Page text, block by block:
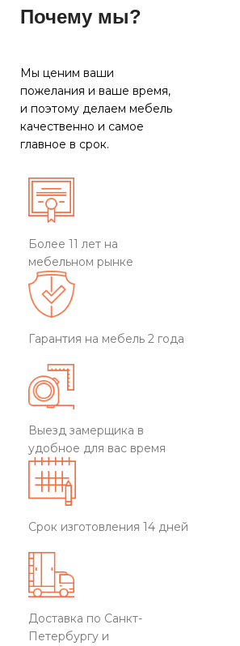
Почему мы?
Мы ценим ваши
пожелания и ваше время,
и поэтому делаем мебель
качественно и самое
главное в срок.
Более 11 лет на
мебельном рынке
Гарантия на мебель 2 года
Выезд замерщика в
удобное для вас время
Срок изготовления 14 дней
Доставка по Санкт-
Петербургу и